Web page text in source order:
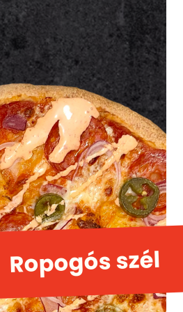
Ropogós szél